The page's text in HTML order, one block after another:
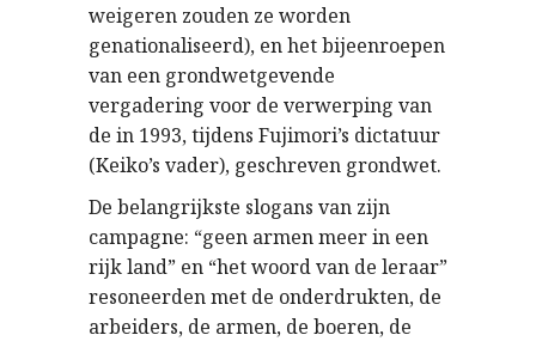
weigeren zouden ze worden
genationaliseerd), en het bijeenroepen
van een grondwetgevende
vergadering voor de verwerping van
de in 1993, tijdens Fujimori’s dictatuur
(Keiko’s vader), geschreven grondwet.
De belangrijkste slogans van zijn
campagne: “geen armen meer in een
rijk land” en “het woord van de leraar”
resoneerden met de onderdrukten, de
arbeiders, de armen, de boeren, de